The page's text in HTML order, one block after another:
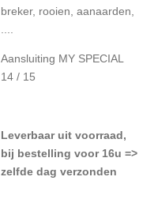
breker, rooien, aanaarden,
Aansluiting MY SPECIAL
14 / 15
Leverbaar uit voorraad,
bij bestelling voor 16u =>
zelfde dag verzonden